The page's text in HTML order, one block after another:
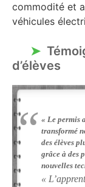
commodité et
véhicules
d’élèves
« Le permis
transformé
des élèves
grâce à des
nouvelles
«